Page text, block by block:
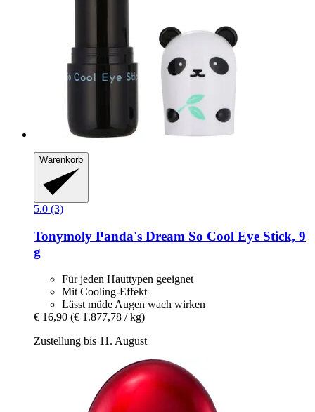
Warenkorb
5.0 (3)
Tonymoly Panda's Dream So Cool Eye Stick, 9
g
Für jeden Hauttypen geeignet
Mit Cooling-Effekt
Lässt müde Augen wach wirken
€ 16,90 (€ 1.877,78 / kg)
Zustellung bis 11. August